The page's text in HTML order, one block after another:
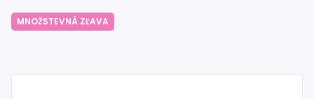
Bránovésystémy
MNOŽSTEVNÁ ZĽAVA